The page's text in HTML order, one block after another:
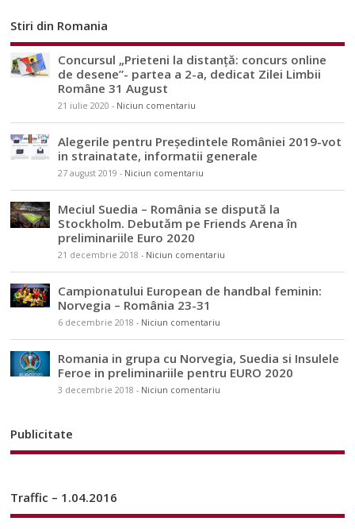
Stiri din Romania
Concursul „Prieteni la distanță: concurs online
de desene”- partea a 2-a, dedicat Zilei Limbii
Române 31 August
21 iulie 2020 - Niciun comentariu
Alegerile pentru Președintele României 2019-vot
in strainatate, informatii generale
27 august 2019 - Niciun comentariu
Meciul Suedia – România se dispută la
Stockholm. Debutăm pe Friends Arena în
preliminariile Euro 2020
21 decembrie 2018 - Niciun comentariu
Campionatului European de handbal feminin:
Norvegia – România 23-31
6 decembrie 2018 - Niciun comentariu
Romania in grupa cu Norvegia, Suedia si Insulele
Feroe in preliminariile pentru EURO 2020
3 decembrie 2018 - Niciun comentariu
Publicitate
Traffic – 1.04.2016